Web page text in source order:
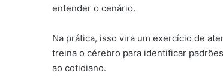
entender o cenário.
Na prática, isso vira um exercício de
treina o cérebro para identificar
ao cotidiano.